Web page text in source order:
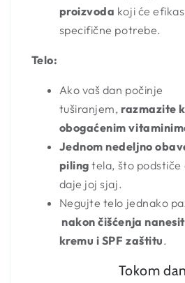
proizvoda koji će
specifične potrebe.
Telo:
Ako vaš dan počinje
tuširanjem, razmazite
obogaćenim
Jednom nedeljno
piling tela, što podstiče
daje joj sjaj.
Negujte telo jednako
nakon čišćenja
kremu i SPF zaštitu.
Tokom